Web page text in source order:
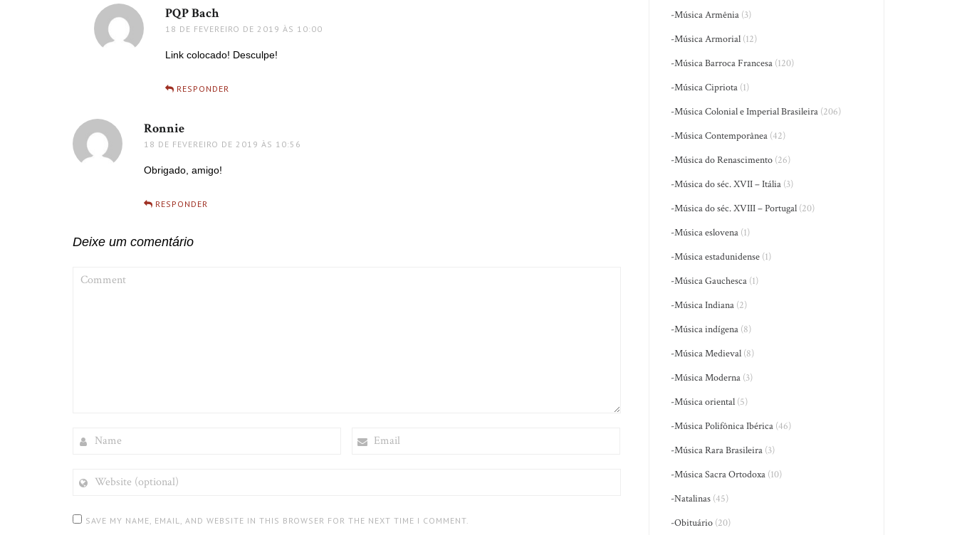
PQP Bachdisse:
18 DE FEVEREIRO DE 2019 ÀS 10:00
Link colocado! Desculpe!
RESPONDER
Ronnie
18 DE FEVEREIRO DE 2019 ÀS 10:56
Obrigado, amigo!
RESPONDER
Deixe um comentário
(OPTIONAL)
SAVE MY NAME, EMAIL, AND WEBSITE IN THIS BROWSER FOR THE NEXT TIME I COMMENT.
-Música Armênia (3)
-Música Armorial (12)
-Música Barroca Francesa (120)
-Música Cipriota (1)
-Música Colonial e Imperial Brasileira (206)
-Música Contemporânea (42)
-Música do Renascimento (26)
-Música do séc. XVII – Itália (3)
-Música do séc. XVIII – Portugal (20)
-Música eslovena (1)
-Música estadunidense (1)
-Música Gauchesca (1)
-Música Indiana (2)
-Música indígena (8)
-Música Medieval (8)
-Música Moderna (3)
-Música oriental (5)
-Música Polifônica Ibérica (46)
-Música Rara Brasileira (3)
-Música Sacra Ortodoxa (10)
-Natalinas (45)
-Obituário (20)